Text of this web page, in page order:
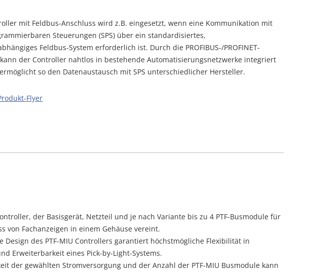
mit Feldbus-Anschluss wird z.B. eingesetzt, wenn eine Kommunikation mit
Steuerungen (SPS) über ein standardisiertes,
Feldbus-System erforderlich ist. Durch die PROFIBUS-/PROFINET-
der Controller nahtlos in bestehende Automatisierungsnetzwerke integriert
so den Datenaustausch mit SPS unterschiedlicher Hersteller.
Flyer
der Basisgerät, Netzteil und je nach Variante bis zu 4 PTF-Busmodule für
von Fachanzeigen in einem Gehäuse vereint.
Design des PTF-MIU Controllers garantiert höchstmögliche Flexibilität in
Erweiterbarkeit eines Pick-by-Light-Systems.
der gewählten Stromversorgung und der Anzahl der PTF-MIU Busmodule kann